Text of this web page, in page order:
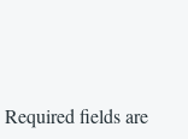
Required fields are